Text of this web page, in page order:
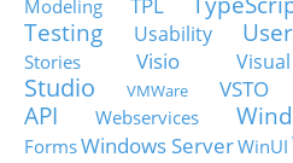
Modeling
Testing
Usability
Stories
Visio
Studio
VMWare VSTO
API
Webservices
FormsWindows ServerWinUI